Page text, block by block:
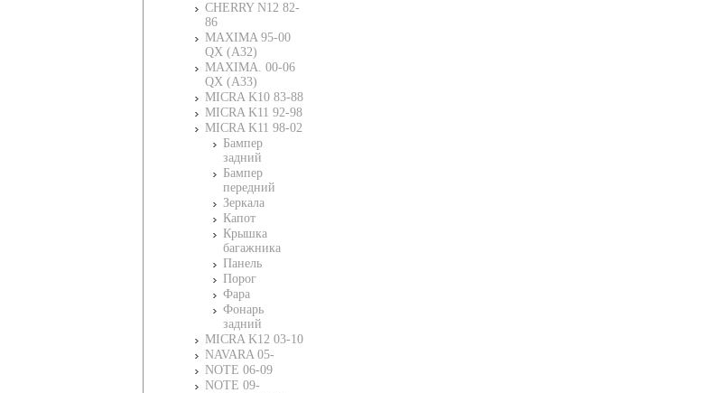
CHERRY N12 82-
86
MAXIMA 95-00
QX (A32)
MAXIMA. 00-06
QX (A33)
MICRA K10 83-88
MICRA K11 92-98
MICRA K11 98-02
Бампер
задний
Бампер
передний
Зеркала
Капот
Крышка
багажника
Панель
Порог
Фара
Фонарь
задний
MICRA K12 03-10
NAVARA 05-
NOTE 06-09
NOTE 09-